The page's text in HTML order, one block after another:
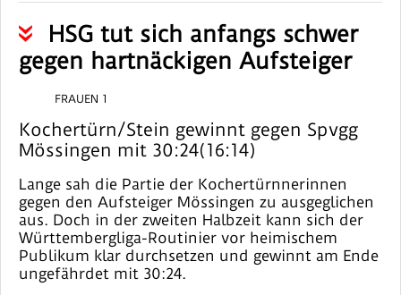
HSG tut sich anfangs schwer
gegen hartnäckigen Aufsteiger
FRAUEN 1
Kochertürn/Stein gewinnt gegen Spvgg
Mössingen mit 30:24(16:14)
Lange sah die Partie der Kochertürnnerinnen
gegen den Aufsteiger Mössingen zu ausgeglichen
aus. Doch in der zweiten Halbzeit kann sich der
Württembergliga-Routinier vor heimischem
Publikum klar durchsetzen und gewinnt am Ende
ungefährdet mit 30:24.